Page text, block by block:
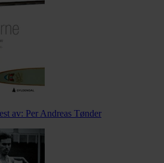
av: Per Andreas Tønder